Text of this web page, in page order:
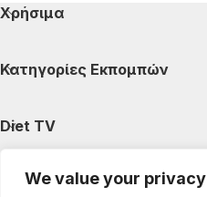
We value your privacy
Χρήσιμα
Κατηγορίες Εκπομπών
Diet TV
Κατηγορίες Άρθρων